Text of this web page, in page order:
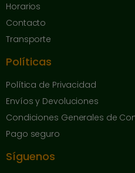
Horarios
Contacto
Transporte
Políticas
Política de Privacidad
Envíos y Devoluciones
Condiciones Generales de
Pago seguro
Síguenos